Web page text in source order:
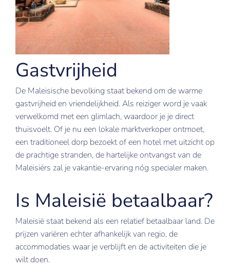
Gastvrijheid
De Maleisische bevolking staat bekend om de warme
gastvrijheid en vriendelijkheid. Als reiziger word je vaak
verwelkomd met een glimlach, waardoor je je direct
thuisvoelt. Of je nu een lokale marktverkoper ontmoet,
een traditioneel dorp bezoekt of een hotel met uitzicht op
de prachtige stranden, de hartelijke ontvangst van de
Maleisiërs zal je vakantie-ervaring nóg specialer maken.
Is Maleisië betaalbaar?
Maleisië staat bekend als een relatief betaalbaar land. De
prijzen variëren echter afhankelijk van regio, de
accommodaties waar je verblijft en de activiteiten die je
wilt doen.